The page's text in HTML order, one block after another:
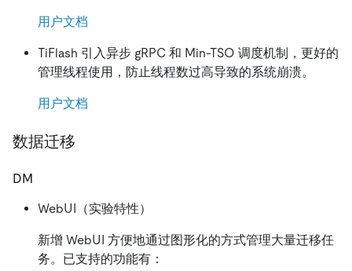
用户文档
TiFlash 引入异步 gRPC 和 Min-TSO 调度机制，更好的
管理线程使用，防止线程数过高导致的系统崩溃。
用户文档
数据迁移
DM
WebUI（实验特性）
新增 WebUI 方便地通过图形化的方式管理大量迁移任
务。已支持的功能有：